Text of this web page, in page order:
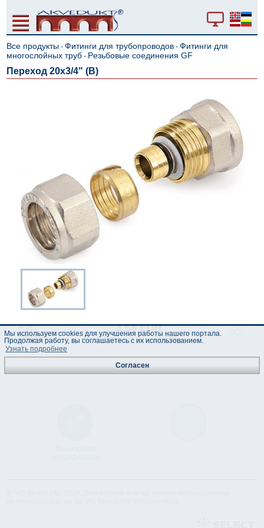
Все продукты -Фитинги для трубопроводов -Фитинги для
многослойных труб - Pезьбовые соединения GF
Переход 20x3/4" (В)
код :
290314
3.58 EUR
(Цены указаны с НДС)
Мы используем cookies для улучшения работы нашего портала.
Продолжая работу, вы соглашаетесь с их использованием.
Узнать подробнее
Согласен